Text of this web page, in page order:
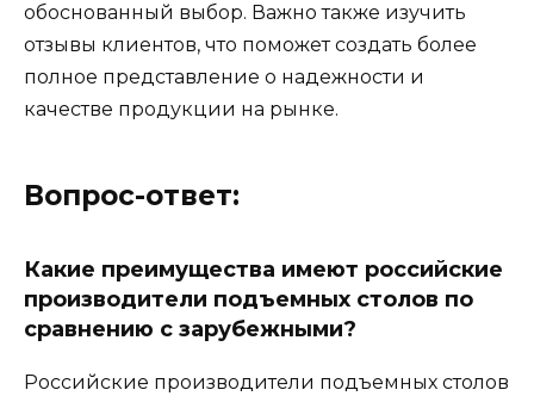
обоснованный выбор. Важно также изучить
отзывы клиентов, что поможет создать более
полное представление о надежности и
качестве продукции на рынке.
Вопрос-ответ:
Какие преимущества имеют российские
производители подъемных столов по
сравнению с зарубежными?
Российские производители подъемных столов